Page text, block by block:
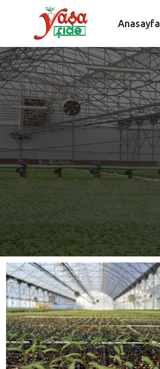
Anasayfa